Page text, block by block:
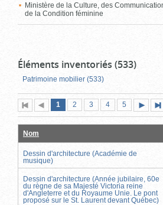
Ministère de la Culture, des
de la Condition féminine
Éléments inventoriés (533)
Patrimoine mobilier (533)
Première
page
Page
précédente
Page
1 (page
actuelle)
Page
2 Page
3 Page
4 Page
5
Nom
Dessin d'architecture (Académie de
musique)
Dessin d'architecture (Année jubilaire, 60e
du règne de sa Majesté Victoria reine
d'Angleterre et du Royaume Unie. Le pont
proposé sur le St. Laurent devant Québec)